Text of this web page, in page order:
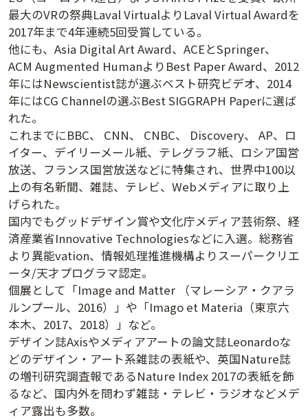
最大のVRの祭典Laval VirtualよりLaval Virtual Awardを
2017年まで4年連続5回受賞している。
他にも、Asia Digital Art Award、ACEとSpringer、
ACM Augmented HumanよりBest Paper Award、2012
年にはNewscientist誌が選ぶベスト研究ビデオ、2014
年にはCG Channelの選ぶBest SIGGRAPH Paperに選ば
れた。
これまでにBBC、 CNN、 CNBC、 Discovery、 AP、ロ
イター、デイリーメール紙、テレグラフ紙、ロシア国営
放送、フランス国営放送などに特集され、世界中100以
上の有名新聞、雑誌、テレビ、Webメディアに取り上
げられた。
国内でもグッドデザイン賞や文化庁メディア芸術祭、経
済産業省Innovative Technologiesなどに入選。総務省
より異能vation、情報処理推進機構よりスーパークリエ
ータ/天才プログラマ認定。
個展として「Image and Matter （マレーシア・クアラ
ルンプール、2016）」や「Imago et Materia（東京六
本木、2017、2018）」など。
デザイン誌Axisやメディアアートの論文誌Leonardoな
どのデザイン・アート系雑誌の表紙や、英国Nature誌
の増刊研究調査報であるNature Index 2017の表紙を飾
るなど、国内外を問わず雑誌・テレビ・ラジオなどメデ
ィア露出も多数。
講演アーカイブ
7日間無料体験